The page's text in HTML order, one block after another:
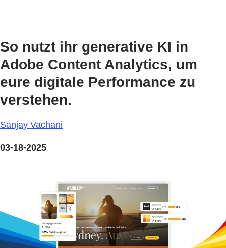
So nutzt ihr generative KI in
Adobe Content Analytics, um
eure digitale Performance zu
verstehen.
Sanjay Vachani
03-18-2025